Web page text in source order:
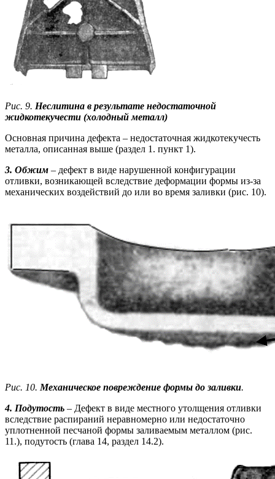
Рис. 9. Неслитина в результате недостаточной
жидкотекучести (холодный металл)
Основная причина дефекта – недостаточная жидкотекучесть
металла, описанная выше (раздел 1. пункт 1).
3. Обжим – дефект в виде нарушенной конфигурации
отливки, возникающей вследствие деформации формы из-за
механических воздействий до или во время заливки (рис. 10).
Рис. 10. Механическое повреждение формы до заливки.
4. Подутость – Дефект в виде местного утолщения отливки
вследствие распираний неравномерно или недостаточно
уплотненной песчаной формы заливаемым металлом (рис.
11.), подутость (глава 14, раздел 14.2).